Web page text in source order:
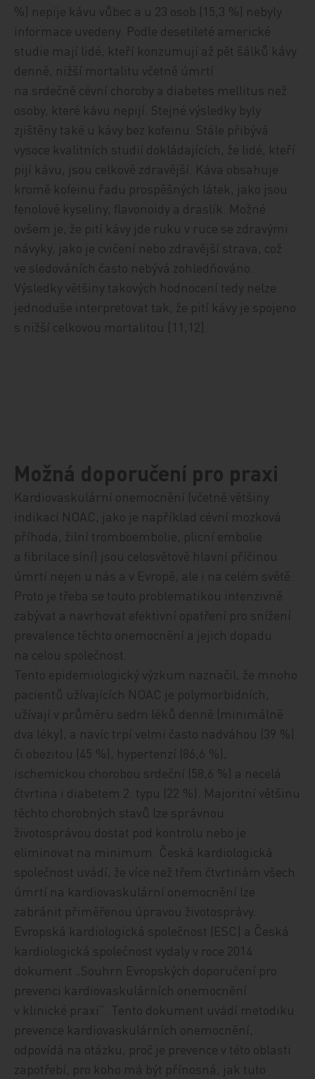
%) nepije kávu vůbec a u 23 osob (15,3 %) nebyly
informace uvedeny. Podle desetileté americké
studie mají lidé, kteří konzumují až pět šálků kávy
denně, nižší mortalitu včetně úmrtí
na srdečně cévní choroby a diabetes mellitus než
osoby, které kávu nepijí. Stejné výsledky byly
zjištěny také u kávy bez kofeinu. Stále přibývá
vysoce kvalitních studií dokládajících, že lidé, kteří
pijí kávu, jsou celkově zdravější. Káva obsahuje
kromě kofeinu řadu prospěšných látek, jako jsou
fenolové kyseliny, flavonoidy a draslík. Možné
ovšem je, že pití kávy jde ruku v ruce se zdravými
návyky, jako je cvičení nebo zdravější strava, což
ve sledováních často nebývá zohledňováno.
Výsledky většiny takových hodnocení tedy nelze
jednoduše interpretovat tak, že pití kávy je spojeno
s nižší celkovou mortalitou [11,12].
Možná doporučení pro praxi
Kardiovaskulární onemocnění (včetně většiny
indikací NOAC, jako je například cévní mozková
příhoda, žilní tromboembolie, plicní embolie
a fibrilace síní) jsou celosvětově hlavní příčinou
úmrtí nejen u nás a v Evropě, ale i na celém světě.
Proto je třeba se touto problematikou intenzivně
zabývat a navrhovat efektivní opatření pro snížení
prevalence těchto onemocnění a jejich dopadu
na celou společnost.
Tento epidemiologický výzkum naznačil, že mnoho
pacientů užívajících NOAC je polymorbidních,
užívají v průměru sedm léků denně (minimálně
dva léky) , a navíc trpí velmi často nadváhou (39 %)
či obezitou (45 %), hypertenzí (86,6 %),
ischemickou chorobou srdeční (58,6 %) a necelá
čtvrtina i diabetem 2. typu (22 %). Majoritní většinu
těchto chorobných stavů lze správnou
životosprávou dostat pod kontrolu nebo je
eliminovat na minimum. Česká kardiologická
společnost uvádí, že více než třem čtvrtinám všech
úmrtí na kardiovaskulární onemocnění lze
zabránit přiměřenou úpravou životosprávy.
Evropská kardiologická společnost (ESC) a Česká
kardiologická společnost vydaly v roce 2014
dokument „Souhrn Evropských doporučení pro
prevenci kardiovaskulárních onemocnění
v klinické praxi“. Tento dokument uvádí metodiku
prevence kardiovaskulárních onemocnění,
odpovídá na otázku, proč je prevence v této oblasti
zapotřebí, pro koho má být přínosná, jak tuto